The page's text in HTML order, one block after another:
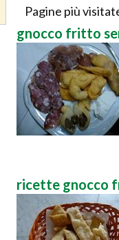
Pagine più
gnocco fritto
ricette gnocco